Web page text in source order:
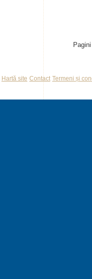
Hartă site Contact Termeni și